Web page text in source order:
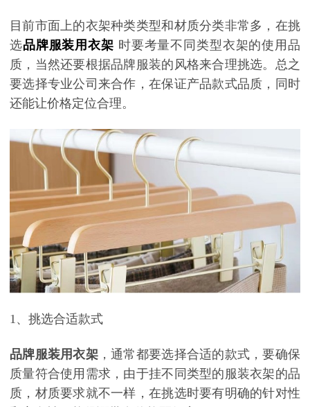
目前市面上的衣架种类类型和材质分类非常多，在挑
选品牌服装用衣架 时要考量不同类型衣架的使用品
质，当然还要根据品牌服装的风格来合理挑选。总之
要选择专业公司来合作，在保证产品款式品质，同时
还能让价格定位合理。
1、挑选合适款式
品牌服装用衣架，通常都要选择合适的款式，要确保
质量符合使用需求，由于挂不同类型的服装衣架的品
质，材质要求就不一样，在挑选时要有明确的针对性